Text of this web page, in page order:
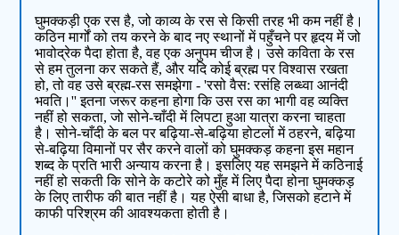
घुमक्कड़ी एक रस है, जो काव्‍य के रस से किसी तरह भी कम नहीं है।
कठिन मार्गों को तय करने के बाद नए स्‍थानों में पहुँचने पर हृदय में जो
भावोद्रेक पैदा होता है, वह एक अनुपम चीज है। उसे कविता के रस
से हम तुलना कर सकते हैं, और यदि कोई ब्रह्म पर विश्‍वास रखता
हो, तो वह उसे ब्रह्म-रस समझेगा - 'रसो वैस: रसंहि लब्ध्वा आनंदी
भवति।'' इतना जरूर कहना होगा कि उस रस का भागी वह व्‍यक्ति
नहीं हो सकता, जो सोने-चाँदी में लिपटा हुआ यात्रा करना चाहता
है। सोने-चाँदी के बल पर बढ़िया-से-बढ़िया होटलों में ठहरने, बढ़िया
से-बढ़िया विमानों पर सैर करने वालों को घुमक्कड़ कहना इस महान
शब्‍द के प्रति भारी अन्‍याय करना है। इसलिए यह समझने में कठिनाई
नहीं हो सकती कि सोने के कटोरे को मुँह में लिए पैदा होना घुमक्कड़
के लिए तारीफ की बात नहीं है। यह ऐसी बाधा है, जिसको हटाने में
काफी परिश्रम की आवश्‍यकता होती है।